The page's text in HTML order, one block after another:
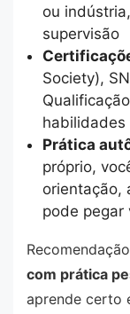
ou
supervisão
Society),
habilidades
Prática
próprio,
orientação,
pode pegar
com prática
aprende certo